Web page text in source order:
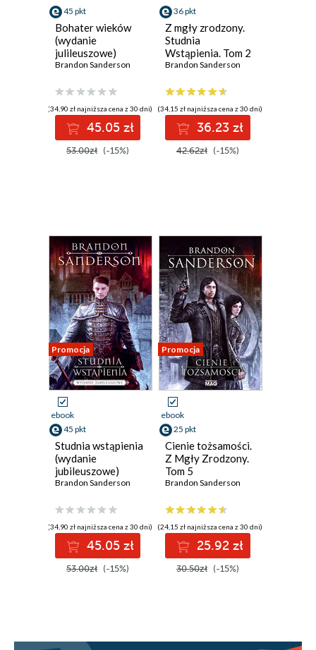
45 pkt
Bohater wieków
(wydanie
julileuszowe)
Brandon Sanderson
(34,90 zł najniższa cena z 30 dni)
45.05 zł
53.00zł (-15%)
36 pkt
Z mgły zrodzony.
Studnia
Wstąpienia. Tom 2
Brandon Sanderson
(34,15 zł najniższa cena z 30 dni)
36.23 zł
42.62zł (-15%)
Promocja
ebook
45 pkt
Studnia wstąpienia
(wydanie
jubileuszowe)
Brandon Sanderson
(34,90 zł najniższa cena z 30 dni)
45.05 zł
53.00zł (-15%)
Promocja
ebook
25 pkt
Cienie tożsamości.
Z Mgły Zrodzony.
Tom 5
Brandon Sanderson
(24,15 zł najniższa cena z 30 dni)
25.92 zł
30.50zł (-15%)